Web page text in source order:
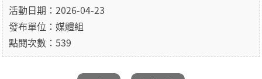
活動日期：2026-04-23
發布單位：媒體組
點閱次數：539